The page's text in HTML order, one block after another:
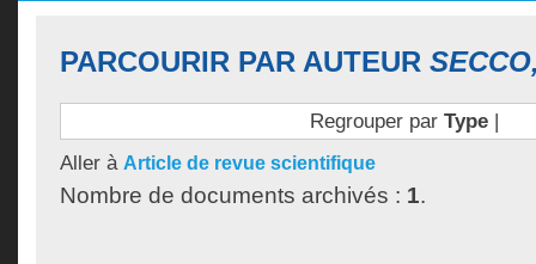
PARCOURIR PAR AUTEUR
Regrouper par Type|
Aller à Article de revue scientifique
Nombre de documents archivés : 1.